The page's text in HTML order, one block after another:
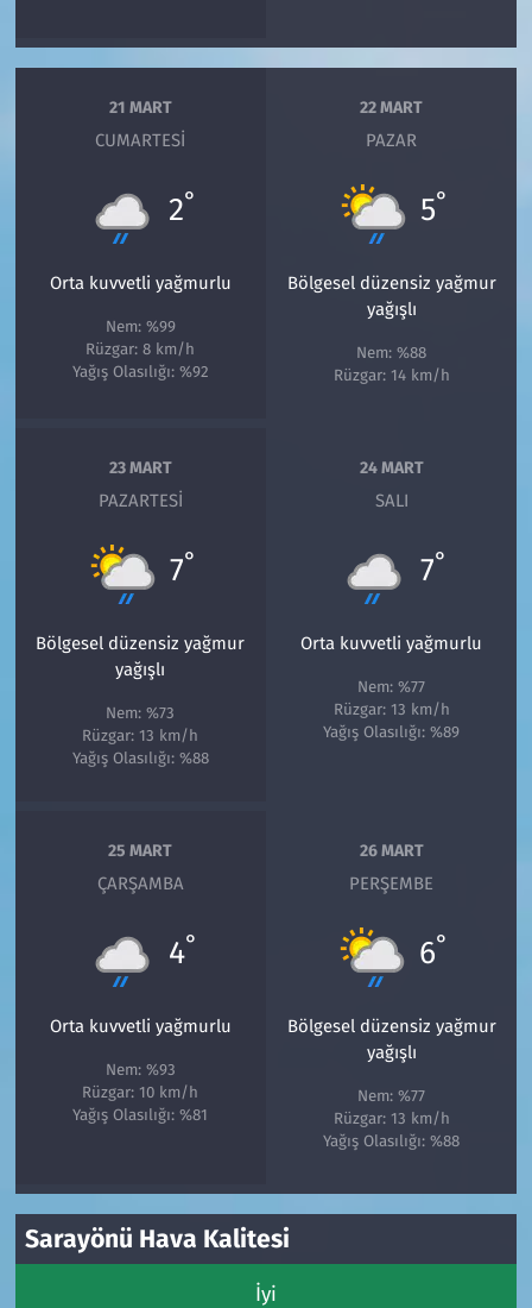
21 MART
CUMARTESI
2°
Orta kuvvetli yağmurlu
Nem: %99
Rüzgar: 8 km/h
Yağış Olasılığı: %92
22 MART
PAZAR
5°
Bölgesel düzensiz yağmur
yağışlı
Nem: %88
Rüzgar: 14 km/h
23 MART
PAZARTESI
7°
Bölgesel düzensiz yağmur
yağışlı
Nem: %73
Rüzgar: 13 km/h
Yağış Olasılığı: %88
24 MART
SALI
7°
Orta kuvvetli yağmurlu
Nem: %77
Rüzgar: 13 km/h
Yağış Olasılığı: %89
25 MART
ÇARŞAMBA
4°
Orta kuvvetli yağmurlu
Nem: %93
Rüzgar: 10 km/h
Yağış Olasılığı: %81
26 MART
PERŞEMBE
6°
Bölgesel düzensiz yağmur
yağışlı
Nem: %77
Rüzgar: 13 km/h
Yağış Olasılığı: %88
Sarayönü Hava Kalitesi
İyi